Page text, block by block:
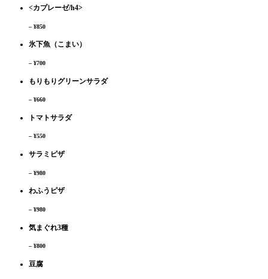
<カプレーゼ/h4>
– ¥850
氷下魚（こまい）
– ¥700
もりもりグリーンサラダ
– ¥660
トマトサラダ
– ¥550
サラミピザ
– ¥980
わふうピザ
– ¥980
気まぐれ3種
– ¥800
豆腐